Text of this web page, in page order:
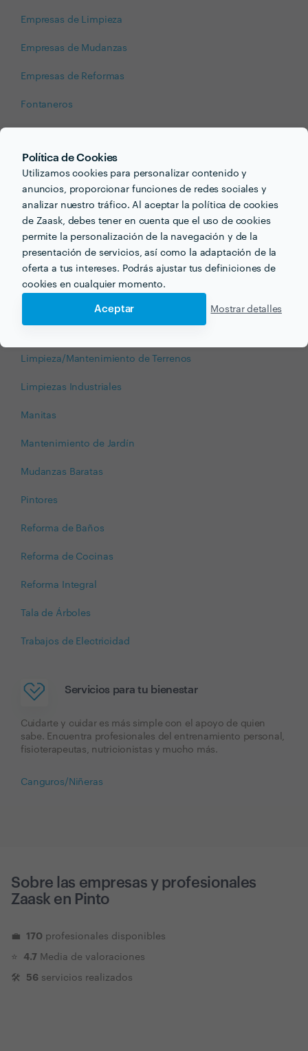
Política de Cookies
Utilizamos cookies para personalizar contenido y
anuncios, proporcionar funciones de redes sociales y
analizar nuestro tráfico. Al aceptar la política de cookies
de Zaask, debes tener en cuenta que el uso de cookies
permite la personalización de la navegación y de la
presentación de servicios, así como la adaptación de la
oferta a tus intereses. Podrás ajustar tus definiciones de
cookies en cualquier momento.
Aceptar Mostrar detalles
Empresas de Limpieza
Empresas de Mudanzas
Empresas de Reformas
Fontaneros
Lavado de Techos/Tejados
Limpieza de Apartamento
Limpieza de Comunidad/Condominio
Limpieza de Jardines
Limpieza/Mantenimiento de Terrenos
Limpiezas Industriales
Manitas
Mantenimiento de Jardín
Mudanzas Baratas
Pintores
Reforma de Baños
Reforma de Cocinas
Reforma Integral
Tala de Árboles
Trabajos de Electricidad
Servicios para tu bienestar
Cuidarte y cuidar es más simple con el apoyo de quien
sabe. Encuentra profesionales del entrenamiento personal,
fisioterapeutas, nutricionistas y mucho más.
Canguros/Niñeras
Sobre las empresas y profesionales
Zaask en Pinto
💼 170 profesionales disponibles
⭐️ 4.7 Media de valoraciones
🛠 56 servicios realizados